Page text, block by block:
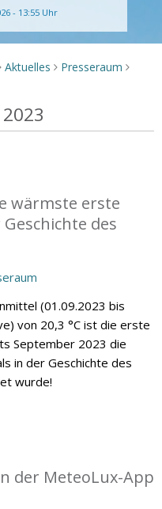
- 13:55 Uhr
Aktuelles > Presseraum >
wärmste erste
des
(01.09.2023 bis
von 20,3 °C ist die erste
September 2023 die
in der Geschichte des
wurde!
der MeteoLux-App